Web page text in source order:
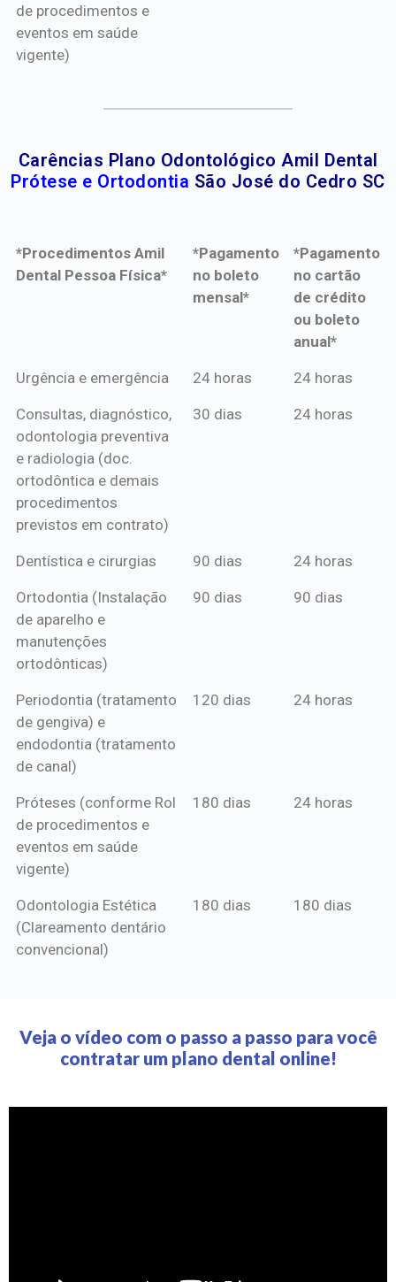
de procedimentos e
eventos em saúde
vigente)
Carências Plano Odontológico Amil Dental
Prótese e Ortodontia São José do Cedro SC
*Procedimentos Amil
Dental Pessoa Física*
*Pagamento
no boleto
mensal*
*Pagamento
no cartão
de crédito
ou boleto
anual*
*Procedimentos Amil
*Pagamento
mensal*
*Pagamento
de crédito
Urgência e emergência 24 horas 24 horas
Consultas, diagnóstico,
odontologia preventiva
e radiologia (doc.
ortodôntica e demais
procedimentos
previstos em contrato)
30 dias 24 horas
Dentística e cirurgias 90 dias 24 horas
Ortodontia (Instalação
de aparelho e
manutenções
ortodônticas)
90 dias 90 dias
Periodontia (tratamento
de gengiva) e
endodontia (tratamento
de canal)
120 dias 24 horas
Próteses (conforme Rol
de procedimentos e
eventos em saúde
vigente)
180 dias 24 horas
Odontologia Estética
(Clareamento dentário
convencional)
180 dias 180 dias
Veja o vídeo com o passo a passo para você
contratar um plano dental online!